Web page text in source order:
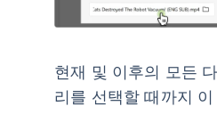
현재 및 이후의 모든
리를 선택할 때까지